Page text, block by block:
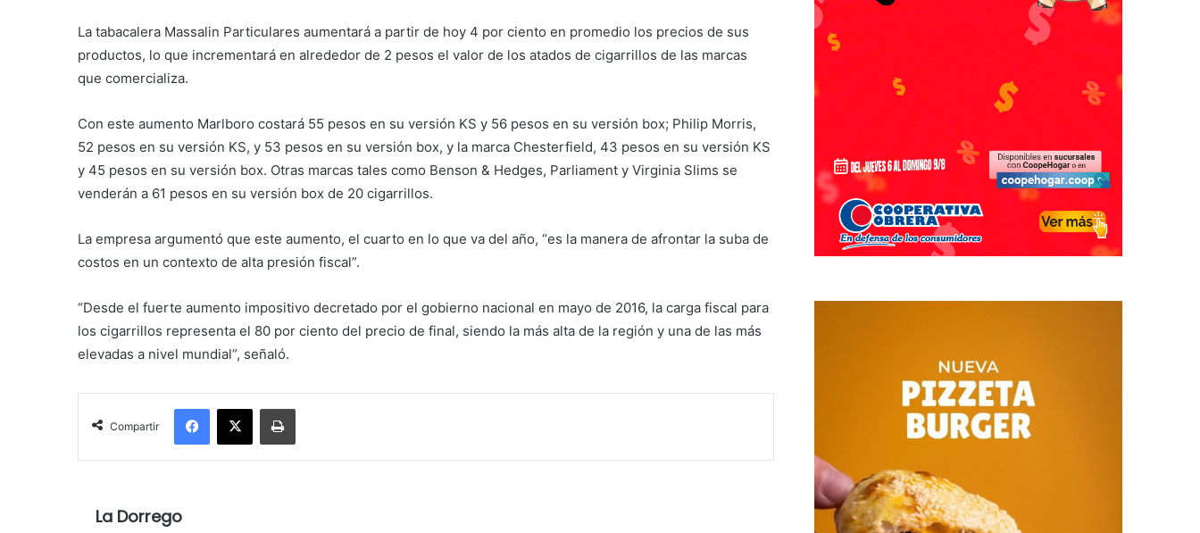
La tabacalera Massalin Particulares aumentará a partir de hoy 4 por ciento en promedio los precios de sus
productos, lo que incrementará en alrededor de 2 pesos el valor de los atados de cigarrillos de las marcas
que comercializa.
Con este aumento Marlboro costará 55 pesos en su versión KS y 56 pesos en su versión box; Philip Morris,
52 pesos en su versión KS, y 53 pesos en su versión box, y la marca Chesterfield, 43 pesos en su versión KS
y 45 pesos en su versión box. Otras marcas tales como Benson & Hedges, Parliament y Virginia Slims se
venderán a 61 pesos en su versión box de 20 cigarrillos.
La empresa argumentó que este aumento, el cuarto en lo que va del año, “es la manera de afrontar la suba de
costos en un contexto de alta presión fiscal”.
“Desde el fuerte aumento impositivo decretado por el gobierno nacional en mayo de 2016, la carga fiscal para
los cigarrillos representa el 80 por ciento del precio de final, siendo la más alta de la región y una de las más
elevadas a nivel mundial”, señaló.
Compartir
Facebook
X Imprimir
La Dorrego